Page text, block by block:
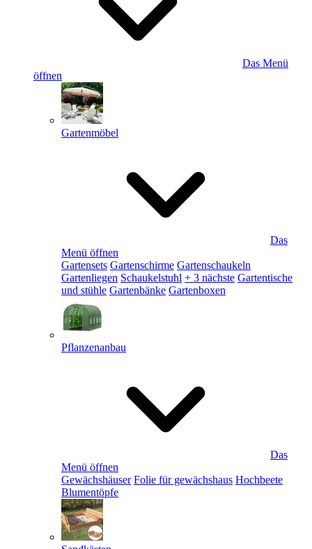
Das Menü
öffnen
Gartenmöbel
Das
Menü öffnen
Gartensets Gartenschirme Gartenschaukeln
Gartenliegen Schaukelstuhl + 3 nächste Gartentische
und stühle Gartenbänke Gartenboxen
Pflanzenanbau
Das
Menü öffnen
Gewächshäuser Folie für gewächshaus Hochbeete
Blumentöpfe